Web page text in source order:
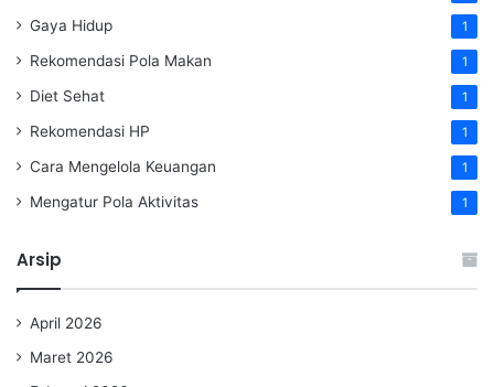
Gaya Hidup 1
Rekomendasi Pola Makan 1
Diet Sehat 1
Rekomendasi HP 1
Cara Mengelola Keuangan 1
Mengatur Pola Aktivitas 1
Arsip
April 2026
Maret 2026